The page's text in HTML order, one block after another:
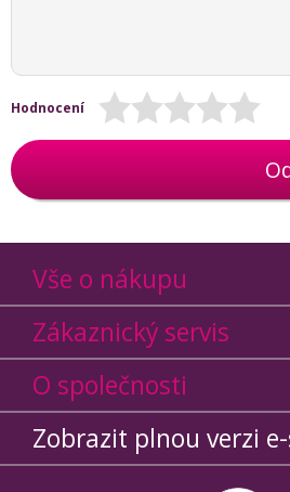
Hodnocení
Vše o nákupu
Zákaznický servis
O společnosti
Zobrazit plnou verzi